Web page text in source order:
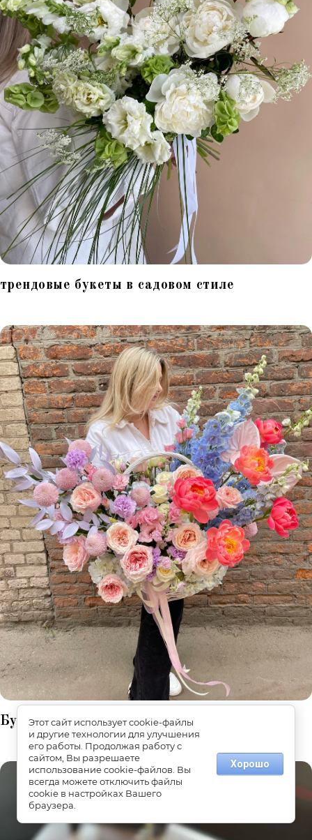
трендовые букеты в садовом стиле
Букеты WOW
Этот сайт использует cookie-файлы
и другие технологии для улучшения
его работы. Продолжая работу с
сайтом, Вы разрешаете
использование cookie-файлов. Вы
всегда можете отключить файлы
cookie в настройках Вашего
браузера.
Хорошо